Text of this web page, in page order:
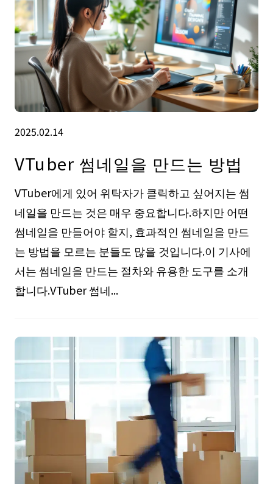
2025.02.14
VTuber 썸네일을 만드는 방법
VTuber에게 있어 위탁자가 클릭하고 싶어지는 썸
네일을 만드는 것은 매우 중요합니다.하지만 어떤
썸네일을 만들어야 할지, 효과적인 썸네일을 만드
는 방법을 모르는 분들도 많을 것입니다.이 기사에
서는 썸네일을 만드는 절차와 유용한 도구를 소개
합니다.VTuber 썸네...